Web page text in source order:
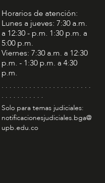
Horarios de atención:
Lunes a jueves: 7:30 a.m.
a 12:30 - p.m. 1:30 p.m. a
5:00 p.m.
Viernes: 7:30 a.m. a 12:30
p.m. - 1:30 p.m. a 4:30
p.m.
. . . . . . . . . . . . . . . . . . . . . . .
. . . . . . . . . . .
Solo para temas judiciales:
notificacionesjudiciales.bga@
upb.edu.co